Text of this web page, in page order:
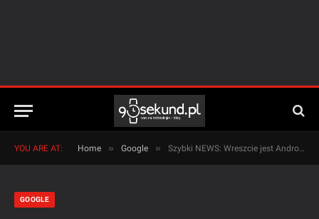
YOU ARE AT: Home » Google » Szybki NEWS: Wreszcie jest Android Lollipop 5.0 dla Nexusów! Oto modele, które go dostają!
GOOGLE